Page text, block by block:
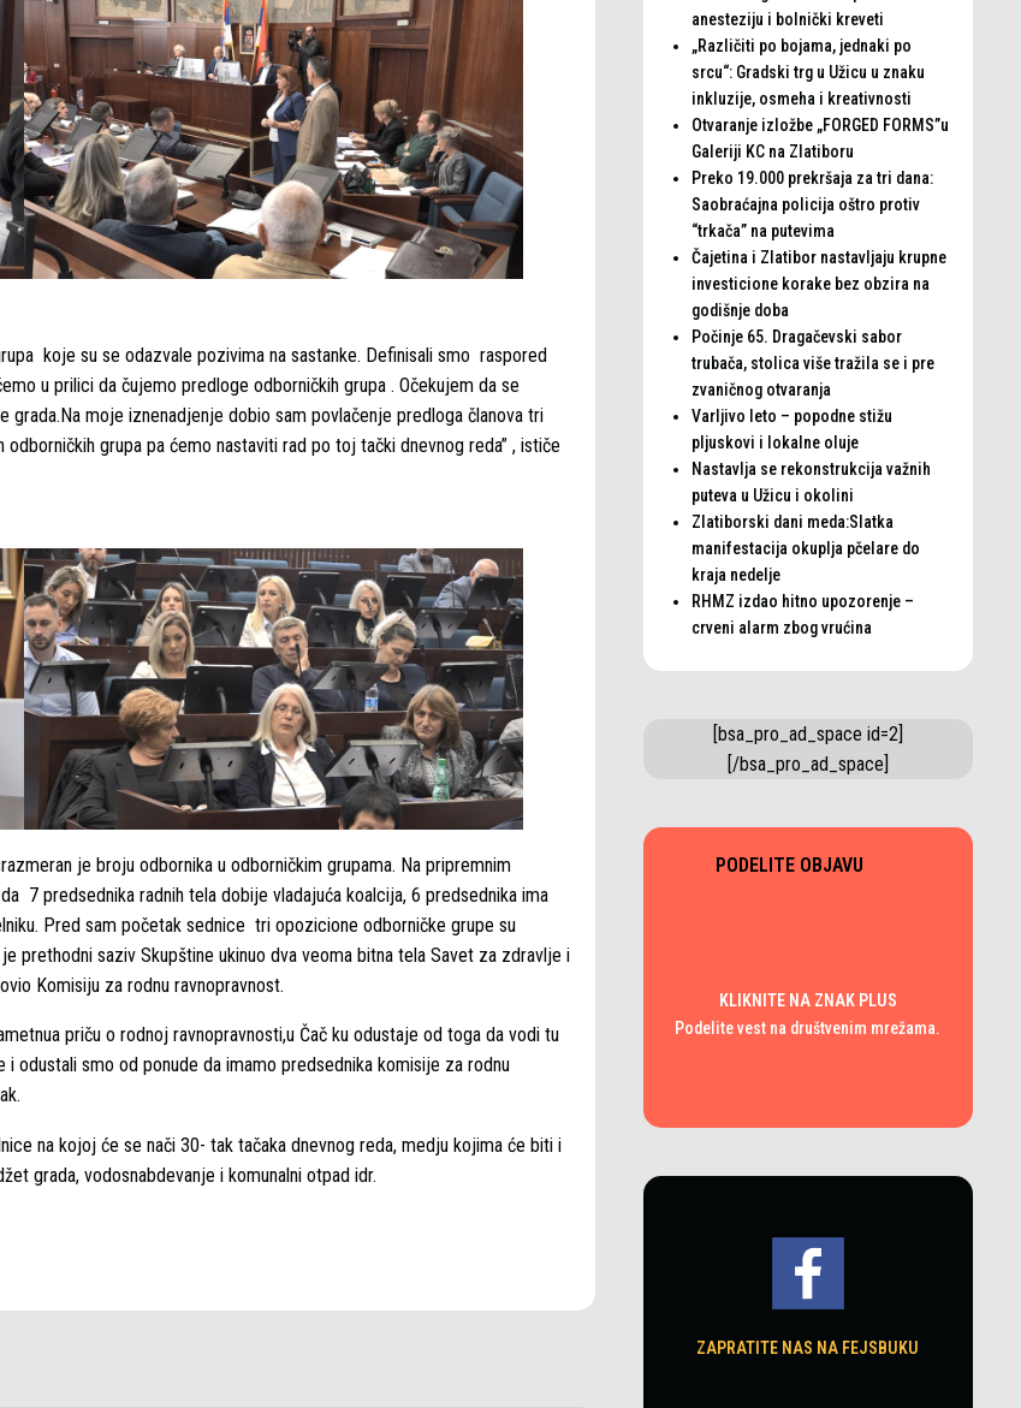
koje su se odazvale pozivima na sastanke. Definisali smo raspored
u prilici da čujemo predloge odborničkih grupa . Očekujem da se
moje iznenadjenje dobio sam povlačenje predloga članova tri
grupa pa ćemo nastaviti rad po toj tački dnevnog reda” , ističe
je broju odbornika u odborničkim grupama. Na pripremnim
7 predsednika radnih tela dobije vladajuća koalcija, 6 predsednika ima
Pred sam početak sednice tri opozicione odborničke grupe su
prethodni saziv Skupštine ukinuo dva veoma bitna tela Savet za zdravlje i
Komisiju za rodnu ravnopravnost.
priču o rodnoj ravnopravnosti,u Čač ku odustaje od toga da vodi tu
odustali smo od ponude da imamo predsednika komisije za rodnu
na kojoj će se nači 30- tak tačaka dnevnog reda, medju kojima će biti i
grada, vodosnabdevanje i komunalni otpad idr.
anesteziju i bolnički kreveti
„Različiti po bojama, jednaki po
srcu“: Gradski trg u Užicu u znaku
inkluzije, osmeha i kreativnosti
Otvaranje izložbe „FORGED FORMS”u
Galeriji KC na Zlatiboru
Preko 19.000 prekršaja za tri dana:
Saobraćajna policija oštro protiv
“trkača” na putevima
Čajetina i Zlatibor nastavljaju krupne
investicione korake bez obzira na
godišnje doba
Počinje 65. Dragačevski sabor
trubača, stolica više tražila se i pre
zvaničnog otvaranja
Varljivo leto – popodne stižu
pljuskovi i lokalne oluje
Nastavlja se rekonstrukcija važnih
puteva u Užicu i okolini
Zlatiborski dani meda:Slatka
manifestacija okuplja pčelare do
kraja nedelje
RHMZ izdao hitno upozorenje –
crveni alarm zbog vrućina
[bsa_pro_ad_space id=2]
[/bsa_pro_ad_space]
PODELITE OBJAVU
KLIKNITE NA ZNAK PLUS
Podelite vest na društvenim mrežama.
ZAPRATITE NAS NA FEJSBUKU